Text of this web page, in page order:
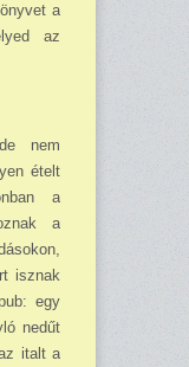
a
az
nem
ételt
a
a
isznak
egy
nedűt
italt a